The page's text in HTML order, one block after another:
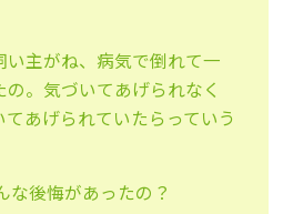
い主がね、病気で倒れて一
。気づいてあげられなく
あげられていたらっていう
な後悔があったの？